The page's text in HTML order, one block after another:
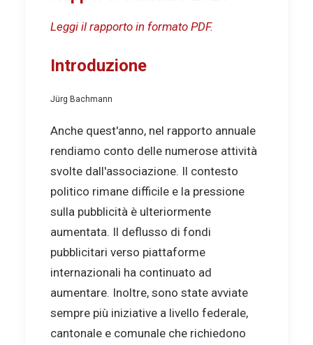
Leggi il rapporto in formato PDF.
Introduzione
Jürg Bachmann
Anche quest'anno, nel rapporto annuale
rendiamo conto delle numerose attività
svolte dall'associazione. Il contesto
politico rimane difficile e la pressione
sulla pubblicità è ulteriormente
aumentata. Il deflusso di fondi
pubblicitari verso piattaforme
internazionali ha continuato ad
aumentare. Inoltre, sono state avviate
sempre più iniziative a livello federale,
cantonale e comunale che richiedono